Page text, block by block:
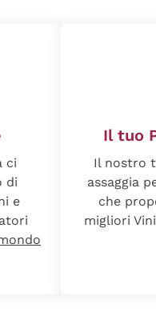
ci
di
e
Il tuo
Il nostro
assaggia
che
migliori